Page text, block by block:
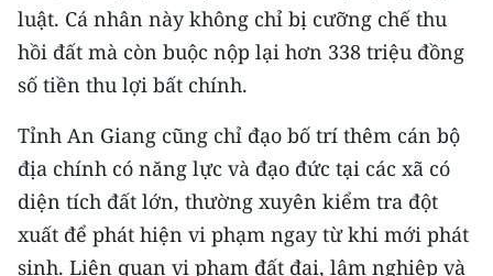
luật. Cá nhân này không chỉ bị cưỡng chế thu
hồi đất mà còn buộc nộp lại hơn 338 triệu đồng
số tiền thu lợi bất chính.
Tỉnh An Giang cũng chỉ đạo bố trí thêm cán bộ
địa chính có năng lực và đạo đức tại các xã có
diện tích đất lớn, thường xuyên kiểm tra đột
xuất để phát hiện vi phạm ngay từ khi mới phát
sinh. Liên quan vi phạm đất đai, lâm nghiệp và